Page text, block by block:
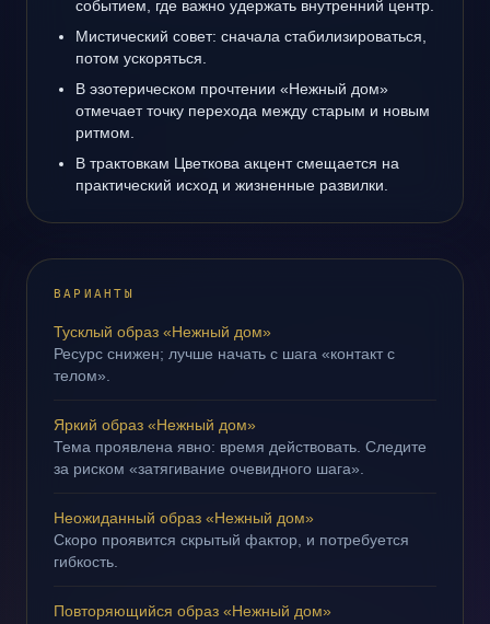
событием, где важно удержать внутренний центр.
Мистический совет: сначала стабилизироваться,
потом ускоряться.
В эзотерическом прочтении «Нежный дом»
отмечает точку перехода между старым и новым
ритмом.
В трактовкам Цветкова акцент смещается на
практический исход и жизненные развилки.
ВАРИАНТЫ
Тусклый образ «Нежный дом»
Ресурс снижен; лучше начать с шага «контакт с
телом».
Яркий образ «Нежный дом»
Тема проявлена явно: время действовать. Следите
за риском «затягивание очевидного шага».
Неожиданный образ «Нежный дом»
Скоро проявится скрытый фактор, и потребуется
гибкость.
Повторяющийся образ «Нежный дом»